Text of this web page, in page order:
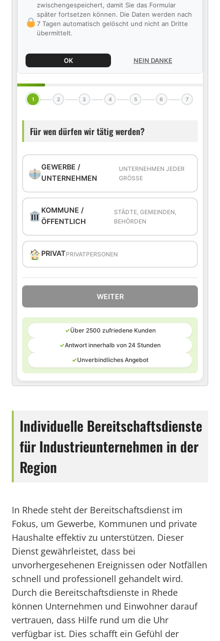
zwischengespeichert, damit Sie das Formular
später fortsetzen können. Die Daten werden nach
7 Tagen automatisch gelöscht und nicht an Dritte
übermittelt.
OK NEIN DANKE
1 2 3 4 5 6 7
Für wen dürfen wir tätig werden?
GEWERBE /
UNTERNEHMEN
UNTERNEHMEN JEDER
GRÖSSE
KOMMUNE /
ÖFFENTLICH
STÄDTE, GEMEINDEN,
BEHÖRDEN
PRIVATPRIVATPERSONEN
WEITER
✓Über 2500 zufriedene Kunden
✓Antwort innerhalb von 24 Stunden
✓Unverbindliches Angebot
Individuelle Bereitschaftsdienste
für Industrieunternehmen in der
Region
In Rhede steht der Bereitschaftsdienst im
Fokus, um Gewerbe, Kommunen und private
Haushalte effektiv zu unterstützen. Dieser
Dienst gewährleistet, dass bei
unvorhergesehenen Ereignissen oder Notfällen
schnell und professionell gehandelt wird.
Durch die Bereitschaftsdienste in Rhede
können Unternehmen und Einwohner darauf
vertrauen, dass Hilfe rund um die Uhr
verfügbar ist. Dies schafft ein Gefühl der